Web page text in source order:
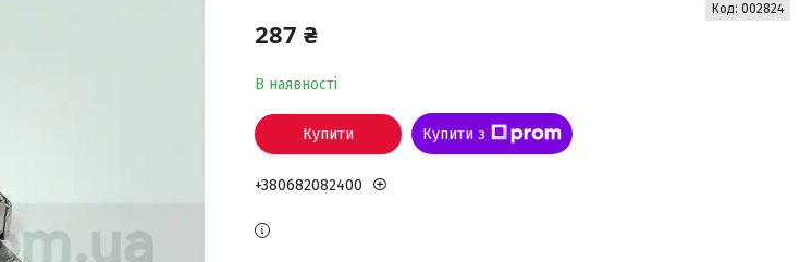
287 ₴
В наявності
Код: 002824
Купити Купити з
+380682082400